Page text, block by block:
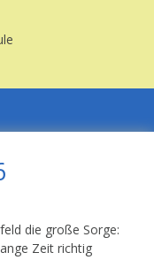
die große Sorge:
Zeit richtig